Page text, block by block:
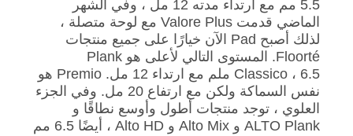
5.5 مم مع ارتداء مدته 12 مل ، وفي الشهر
الماضي قدمت Valore Plus مع لوحة متصلة ،
لذلك أصبح Pad الآن خيارًا على جميع منتجات
Floorté. المستوى التالي لأعلى هو Plank
Classico ، 6.5 ملم مع ارتداء 12 مل. Premio هو
نفس السماكة ولكن مع ارتفاع 20 مل. وفي الجزء
العلوي ، توجد منتجات أطول وأوسع نطاقًا و
ALTO Plank و Alto Mix و Alto HD ، أيضًا 6.5 مم